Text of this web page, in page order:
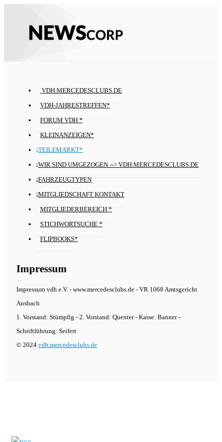
VDH.MERCEDESCLUBS.DE
VDH-JAHRESTREFFEN*
FORUM VDH *
KLEINANZEIGEN*
TEILEMARKT*
WIR SIND UMGEZOGEN --> VDH.MERCEDESCLUBS.DE
FAHRZEUGTYPEN
MITGLIEDSCHAFT KONTAKT
MITGLIEDERBEREICH *
STICHWORTSUCHE *
FLIPBOOKS*
Impressum
Impressum vdh e.V. - www.mercedesclubs.de - VR 1068 Amtsgericht
Ansbach
1. Vorstand: Stümpfig - 2. Vorstand: Quenter - Kasse: Banner -
Schriftführung: Seifert
© 2024 vdh.mercedesclubs.de